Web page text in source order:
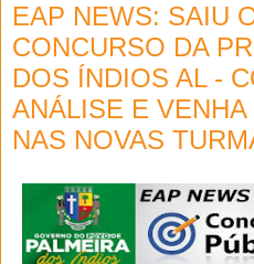
EAP NEWS: SAIU
CONCURSO DA
DOS ÍNDIOS AL -
ANÁLISE E
NAS NOVAS